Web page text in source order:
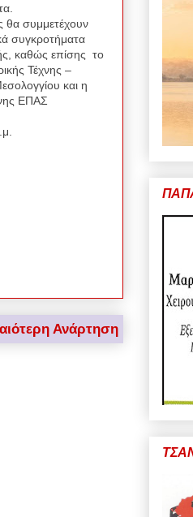
θα συμμετέχουν
συγκροτήματα
καθώς επίσης το
Τέχνης –
και η
ΕΠΑΣ
Ανάρτηση